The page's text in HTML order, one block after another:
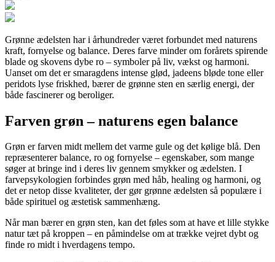
Grønne ædelsten har i århundreder været forbundet med naturens
kraft, fornyelse og balance. Deres farve minder om forårets spirende
blade og skovens dybe ro – symboler på liv, vækst og harmoni.
Uanset om det er smaragdens intense glød, jadeens bløde tone eller
peridots lyse friskhed, bærer de grønne sten en særlig energi, der
både fascinerer og beroliger.
Farven grøn – naturens egen balance
Grøn er farven midt mellem det varme gule og det kølige blå. Den
repræsenterer balance, ro og fornyelse – egenskaber, som mange
søger at bringe ind i deres liv gennem smykker og ædelsten. I
farvepsykologien forbindes grøn med håb, healing og harmoni, og
det er netop disse kvaliteter, der gør grønne ædelsten så populære i
både spirituel og æstetisk sammenhæng.
Når man bærer en grøn sten, kan det føles som at have et lille stykke
natur tæt på kroppen – en påmindelse om at trække vejret dybt og
finde ro midt i hverdagens tempo.